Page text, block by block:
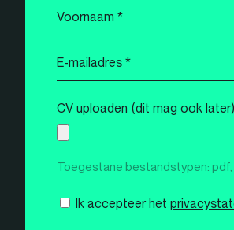
Voornaam
*
E-
mailadres
*
CV uploaden (dit mag ook later)
Toegestane bestandstypen:
Instemming
Ik accepteer het